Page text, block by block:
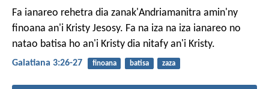
Fa ianareo rehetra dia zanak'Andriamanitra amin'ny
finoana an'i Kristy Jesosy. Fa na iza na iza ianareo no
natao batisa ho an'i Kristy dia nitafy an'i Kristy.
Galatiana 3:26-27 finoana batisa zaza